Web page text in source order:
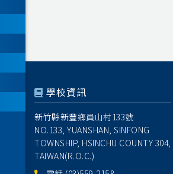
學校資訊
新竹縣新豐鄉員山村133號
NO.133, YUANSHAN, SINFONG
TOWNSHIP, HSINCHU COUNTY 304,
TAIWAN(R.O.C.)